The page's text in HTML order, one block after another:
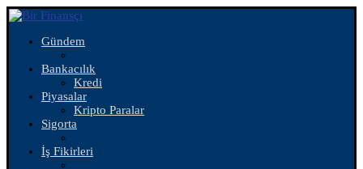
Gündem
Bankacılık
Kredi
Piyasalar
Kripto Paralar
Sigorta
İş Fikirleri